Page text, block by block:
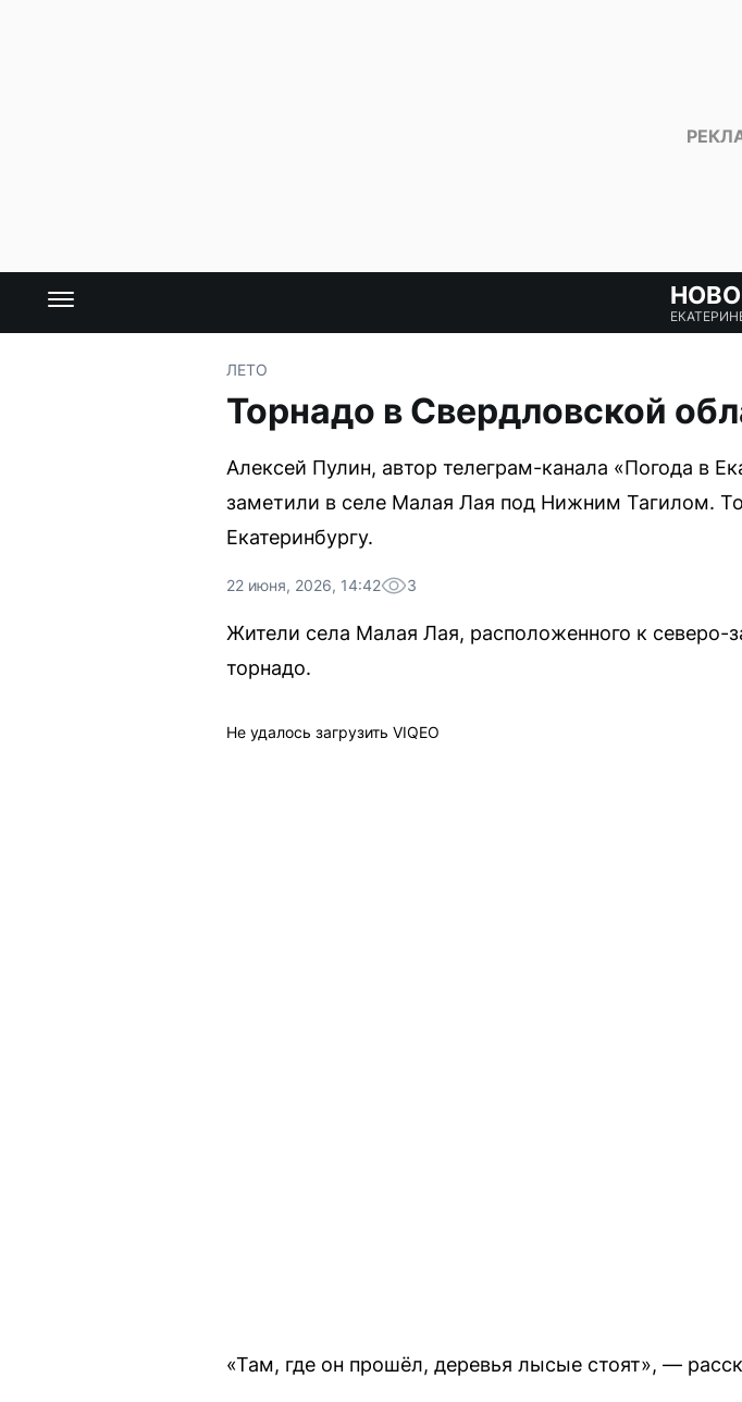
ЛЕТО
Торнадо в Свердловской
Алексей Пулин, автор телеграм-канала «Погода в
заметили в селе Малая Лая под Нижним Тагилом.
Екатеринбургу.
22 июня, 2026, 14:42 3
Жители села Малая Лая, расположенного к северо-
торнадо.
Не удалось загрузить VIQEO
«Там, где он прошёл, деревья лысые стоят», —